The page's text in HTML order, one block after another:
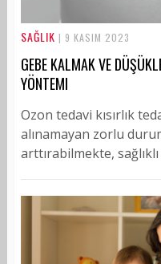
SAĞLIK | 9 KASIM 2023
GEBE KALMAK VE
YÖNTEMI
Ozon tedavi kısırlık
alınamayan zorlu
arttırabilmekte,